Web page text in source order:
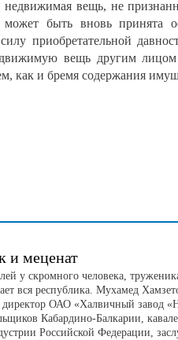
недвижимая вещь, не
может быть вновь принята
приобретательной
вещь другим лицом
как и бремя содержания
и меценат
у скромного человека,
вся республика. Мухамед
директор ОАО «Халвичный завод
Кабардино-Балкарии,
Российской Федерации,